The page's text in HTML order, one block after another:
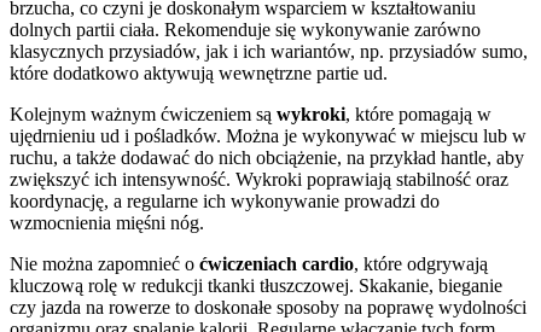
brzucha, co czyni je doskonałym wsparciem w kształtowaniu
dolnych partii ciała. Rekomenduje się wykonywanie zarówno
klasycznych przysiadów, jak i ich wariantów, np. przysiadów sumo,
które dodatkowo aktywują wewnętrzne partie ud.
Kolejnym ważnym ćwiczeniem są wykroki, które pomagają w
ujędrnieniu ud i pośladków. Można je wykonywać w miejscu lub w
ruchu, a także dodawać do nich obciążenie, na przykład hantle, aby
zwiększyć ich intensywność. Wykroki poprawiają stabilność oraz
koordynację, a regularne ich wykonywanie prowadzi do
wzmocnienia mięśni nóg.
Nie można zapomnieć o ćwiczeniach cardio, które odgrywają
kluczową rolę w redukcji tkanki tłuszczowej. Skakanie, bieganie
czy jazda na rowerze to doskonałe sposoby na poprawę wydolności